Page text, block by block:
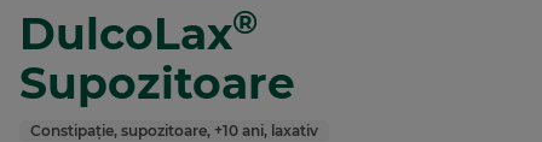
DulcoLax®
Supozitoare
Constipație, supozitoare, +10 ani, laxativ